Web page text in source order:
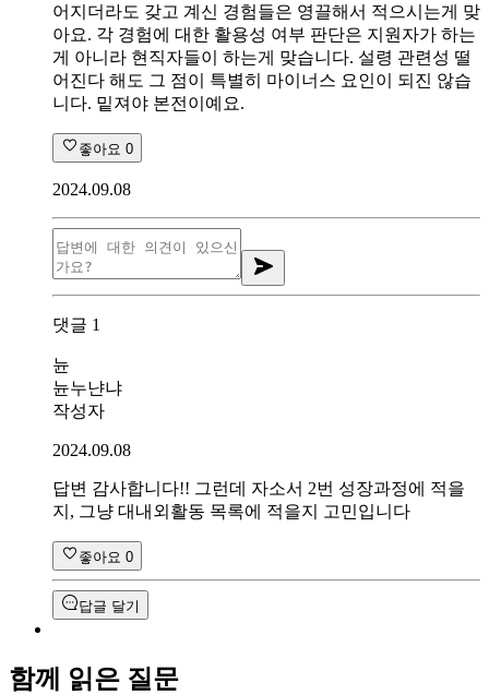
어지더라도 갖고 계신 경험들은 영끌해서 적으시는게 맞
아요. 각 경험에 대한 활용성 여부 판단은 지원자가 하는
게 아니라 현직자들이 하는게 맞습니다. 설령 관련성 떨
어진다 해도 그 점이 특별히 마이너스 요인이 되진 않습
니다. 밑져야 본전이예요.
좋아요 0
2024.09.08
댓글 1
뉸
뉸누냔냐
작성자
2024.09.08
답변 감사합니다!! 그런데 자소서 2번 성장과정에 적을
지, 그냥 대내외활동 목록에 적을지 고민입니다
좋아요 0
답글 달기
함께 읽은 질문